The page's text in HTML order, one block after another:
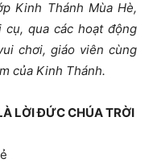
Kinh Thánh Mùa Hè,
qua các hoạt động
chơi, giáo viên cùng
của Kinh Thánh.
LỜI ĐỨC CHÚA TRỜI